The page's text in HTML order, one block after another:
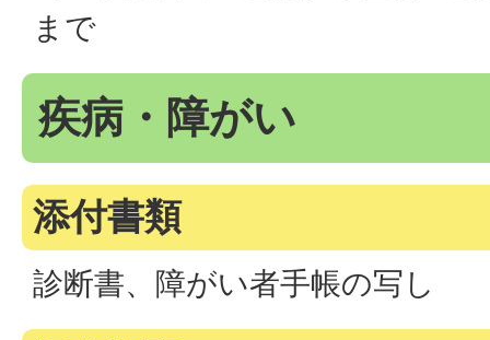
まで
疾病・障がい
添付書類
診断書、障がい者手帳の写し